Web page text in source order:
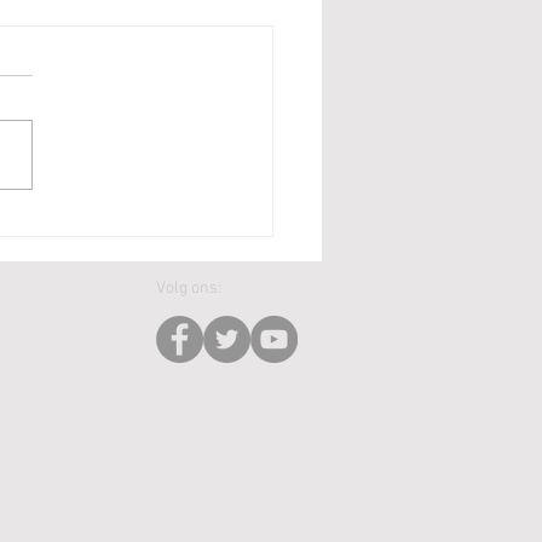
Volg ons: